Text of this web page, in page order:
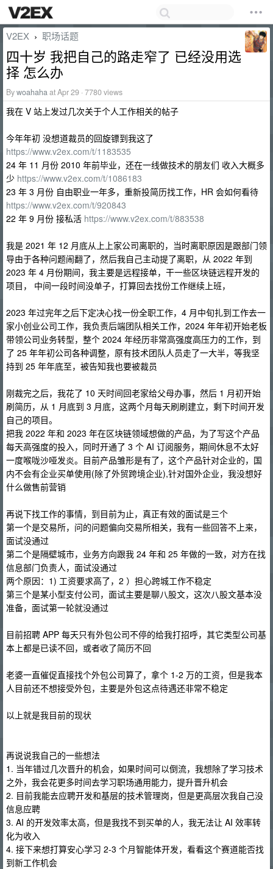
V2EX › 职场话题
四十岁 我把自己的路走窄了 已经没用选
择 怎么办
Bywoahahaat Apr 29 · 7780 views
我在 V 站上发过几次关于个人工作相关的帖子
今年年初 没想道裁员的回旋镖到我这了
https://www.v2ex.com/t/1183535
24 年 11 月份 2010 年前毕业，还在一线做技术的朋友们 收入大概多
少 https://www.v2ex.com/t/1086183
23 年 3 月份 自由职业一年多，重新投简历找工作，HR 会如何看待
https://www.v2ex.com/t/920843
22 年 9 月份 接私活 https://www.v2ex.com/t/883538
我是 2021 年 12 月底从上上家公司离职的，当时离职原因是跟部门领
导由于各种问题闹翻了，然后我自己主动提了离职，从 2022 年到
2023 年 4 月份期间，我主要是远程接单，干一些区块链远程开发的
项目， 中间一段时间没单子，打算回去找份工作继续上班，
2023 年过完年之后下定决心找一份全职工作，4 月中旬扎到工作去一
家小创业公司工作，我负责后端团队相关工作，2024 年年初开始老板
带领公司业务转型，整个 2024 年经历非常高强度高压力的工作，到
了 25 年年初公司各种调整，原有技术团队人员走了一大半，等我坚
持到 25 年年底至，被告知我也要被裁员
刚裁完之后，我花了 10 天时间回老家给父母办事，然后 1 月初开始
刷简历，从 1 月底到 3 月底，这两个月每天刷刷建立，剩下时间开发
自己的项目。
把我 2022 年和 2023 年在区块链领域想做的产品，为了写这个产品
每天高强度的投入，同时开通了 3 个 AI 订阅服务，期间休息不太好
一度喉咙沙哑发炎。目前产品雏形是有了，这个产品针对企业的，国
内不会有企业买单使用(除了外贸跨境企业),针对国外企业，我没想好
什么做售前营销
再说下找工作的事情，到目前为止，真正有效的面试是三个
第一个是交易所，问的问题偏向交易所相关，我有一些回答不上来，
面试没通过
第二个是隔壁城市，业务方向跟我 24 年和 25 年做的一致，对方在找
信息部门负责人，面试没通过
两个原因：1) 工资要求高了，2 ）担心跨城工作不稳定
第三个是某小型支付公司，面试主要是聊八股文，这次八股文基本没
准备，面试第一轮就没通过
目前招聘 APP 每天只有外包公司不停的给我打招呼，其它类型公司基
本上都是已读不回，或者收了简历不回
老婆一直催促直接找个外包公司算了，拿个 1-2 万的工资，但是我本
人目前还不想接受外包，主要是外包这点待遇还非常不稳定
以上就是我目前的现状
再说说我自己的一些想法
1. 当年错过几次晋升的机会，如果时间可以倒流，我想除了学习技术
之外，我会花更多时间去学习职场通用能力，提升晋升机会
2. 目前我能去应聘开发和基层的技术管理岗，但是更高层次我自己没
信息应聘
3. AI 的开发效率太高，但是我找不到买单的人，我无法让 AI 效率转
化为收入
4. 接下来想打算安心学习 2-3 个月智能体开发，看看这个赛道能否找
到新工作机会